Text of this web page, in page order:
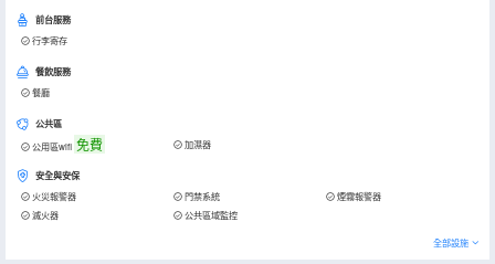
前台服務
行李寄存
餐飲服務
餐廳
公共區
公用區wifi 免費 加濕器
安全與安保
火災報警器 門禁系統
煙霧報警器
滅火器
公共區域監控
全部設施